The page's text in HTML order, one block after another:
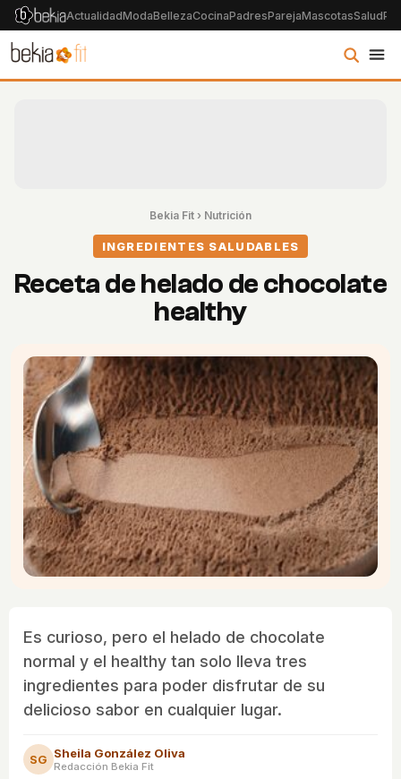
ActualidadModaBellezaCocinaPadresParejaMascotasSalud
Bekia Fit › Nutrición
INGREDIENTES SALUDABLES
Receta de helado de chocolate
healthy
Es curioso, pero el helado de chocolate
normal y el healthy tan solo lleva tres
ingredientes para poder disfrutar de su
delicioso sabor en cualquier lugar.
SG Sheila González Oliva
Redacción Bekia Fit